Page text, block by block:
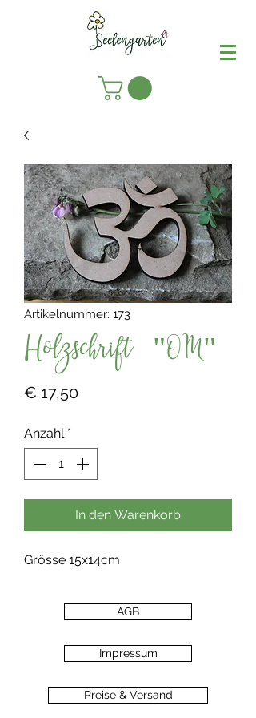
Artikelnummer: 173
Holzschrift "OM"
€ 17,50Preis
Anzahl *
In den Warenkorb
Grösse 15x14cm
AGB
Impressum
Preise & Versand